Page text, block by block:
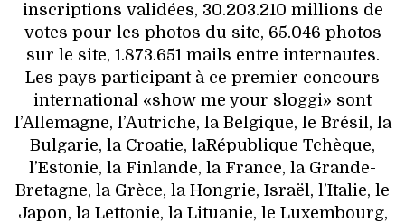
HISTOIRE DES MARQUES
DÉCO
VOYAGES & LOISIRS
inscriptions validées, 30.203.210 millions de
votes pour les photos du site, 65.046 photos
sur le site, 1.873.651 mails entre internautes.
Les pays participant à ce premier concours
international «show me your sloggi» sont
l’Allemagne, l’Autriche, la Belgique, le Brésil, la
Bulgarie, la Croatie, laRépublique Tchèque,
l’Estonie, la Finlande, la France, la Grande-
Bretagne, la Grèce, la Hongrie, Israël, l’Italie, le
Japon, la Lettonie, la Lituanie, le Luxembourg,